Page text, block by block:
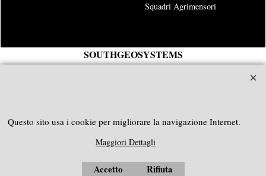
Squadri Agrimensori
SOUTHGEOSYSTEMS
Questo sito usa i cookie per migliorare la navigazione Internet.
Maggiori Dettagli
Accetto Rifiuta